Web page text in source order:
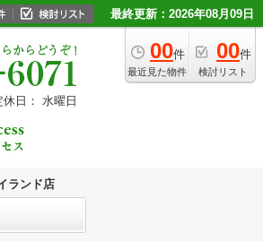
最終更新：2026年08月09日
00件
最近見た物件
00件
検討リスト
休日： 水曜日
ランド店